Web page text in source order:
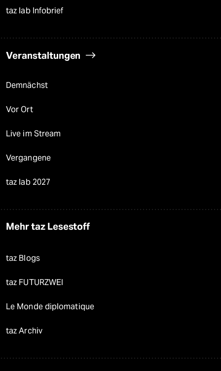
taz lab Infobrief
Veranstaltungen
Demnächst
Vor Ort
Live im Stream
Vergangene
taz lab 2027
Mehr taz Lesestoff
taz Blogs
taz FUTURZWEI
Le Monde diplomatique
taz Archiv